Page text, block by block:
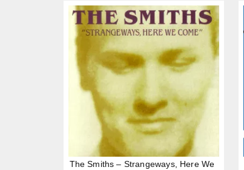
The Smiths – Strangeways, Here We